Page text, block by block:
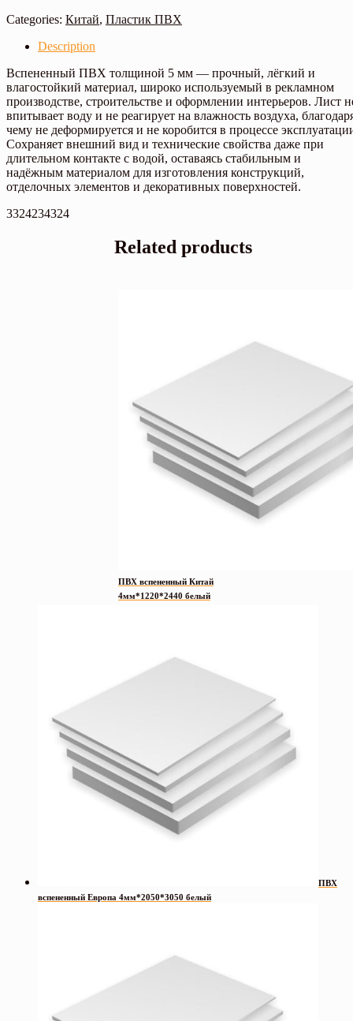
Categories: Китай, Пластик ПВХ
Description
Вспененный ПВХ толщиной 5 мм — прочный, лёгкий и
влагостойкий материал, широко используемый в рекламном
производстве, строительстве и оформлении интерьеров. Лист
впитывает воду и не реагирует на влажность воздуха,
чему не деформируется и не коробится в процессе
Сохраняет внешний вид и технические свойства даже при
длительном контакте с водой, оставаясь стабильным и
надёжным материалом для изготовления конструкций,
отделочных элементов и декоративных поверхностей.
3324234324
Related products
ПВХ вспененный Китай
4мм*1220*2440 белый
ПВХ
вспененный Европа 4мм*2050*3050 белый